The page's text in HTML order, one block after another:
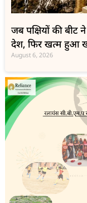
जब पक्षियों की बीट
देश, फिर खत्म हुआ
August 6, 2026